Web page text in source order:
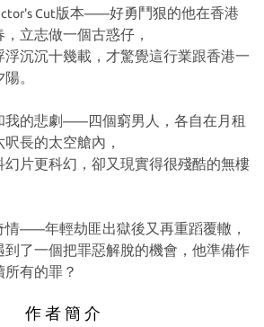
Cut版本——好勇鬥狠的他在香港
立志做一個古惑仔，
沉沉十幾載，才驚覺這行業跟香港一
。
我的悲劇——四個窮男人，各自在月租
長的太空艙內，
片更科幻，卻又現實得很殘酷的無樓
情——年輕劫匪出獄後又再重蹈覆轍，
了一個把罪惡解脫的機會，他準備作
有的罪？
作 者 簡 介